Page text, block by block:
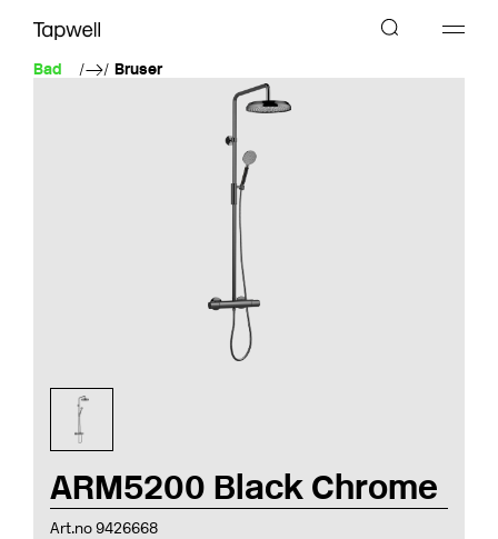
Bad Bruser
ARM5200 Black Chrome
Art.no 9426668